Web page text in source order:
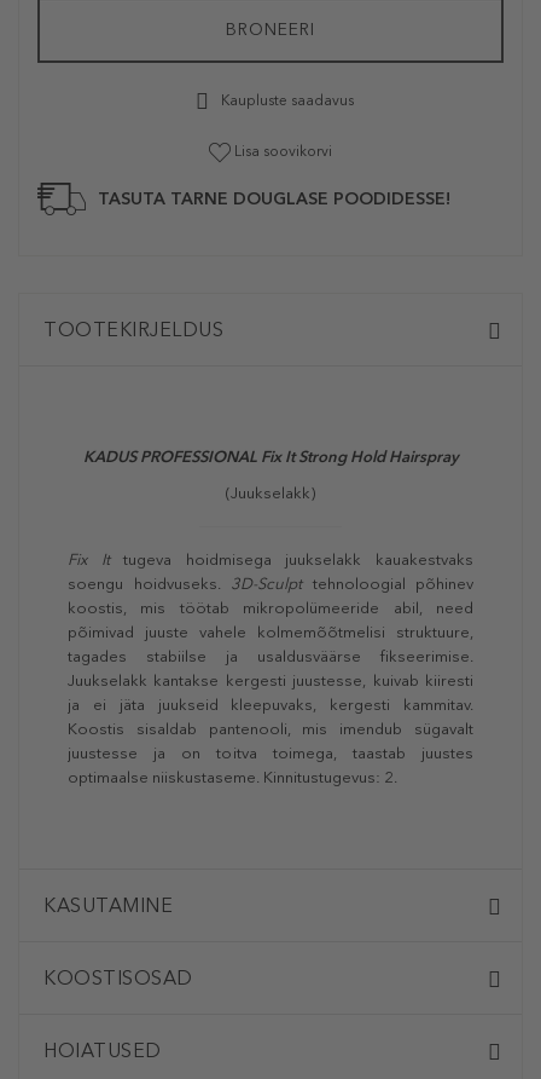
BRONEERI
Kaupluste saadavus
Lisa soovikorvi
TASUTA TARNE DOUGLASE POODIDESSE!
TOOTEKIRJELDUS
KADUS PROFESSIONAL Fix It Strong Hold Hairspray
(Juukselakk)
Fix Ittugeva hoidmisega juukselakk kauakestvaks
soengu hoidvuseks. 3D-Sculpttehnoloogial põhinev
koostis, mis töötab mikropolümeeride abil, need
põimivad juuste vahele kolmemõõtmelisi struktuure,
tagades stabiilse ja usaldusväärse fikseerimise.
Juukselakk kantakse kergesti juustesse, kuivab kiiresti
ja ei jäta juukseid kleepuvaks, kergesti kammitav.
Koostis sisaldab pantenooli, mis imendub sügavalt
juustesse ja on toitva toimega, taastab juustes
optimaalse niiskustaseme. Kinnitustugevus: 2.
KASUTAMINE
KOOSTISOSAD
HOIATUSED